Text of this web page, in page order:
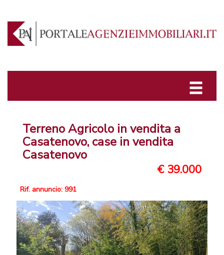
Terreno Agricolo in vendita a
Casatenovo, case in vendita
Casatenovo
€ 39.000
Rif. annuncio: 991